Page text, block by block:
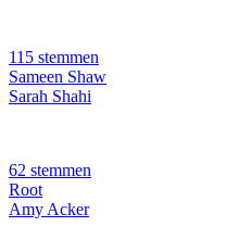
115 stemmen
Sameen Shaw
Sarah Shahi
62 stemmen
Root
Amy Acker